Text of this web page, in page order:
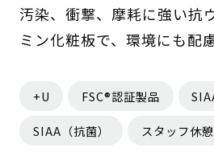
汚染、衝撃、摩耗に強い抗
ミン化粧板で、環境にも配
+U FSC®認証製品
SIAA（抗菌） スタッフ休